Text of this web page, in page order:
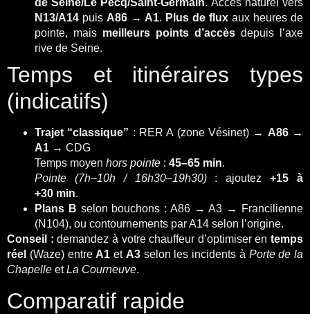
de Seine/Le Pecq/Saint-Germain. Accès naturel vers
N13/A14 puis A86 → A1. Plus de flux aux heures de
pointe, mais meilleurs points d’accès depuis l’axe
rive de Seine.
Temps et itinéraires types
(indicatifs)
Trajet “classique” : RER A (zone Vésinet) → A86→
A1 → CDG
Temps moyen hors pointe : 45–65 min.
Pointe (7h–10h / 16h30–19h30): ajoutez+15 à
+30 min.
Plans B selon bouchons : A86 → A3 → Francilienne
(N104), ou contournements par A14 selon l’origine.
Conseil : demandez à votre chauffeur d’optimiser en temps
réel (Waze) entreA1 et A3selon les incidents à Porte de la
Chapelle etLa Courneuve.
Comparatif rapide